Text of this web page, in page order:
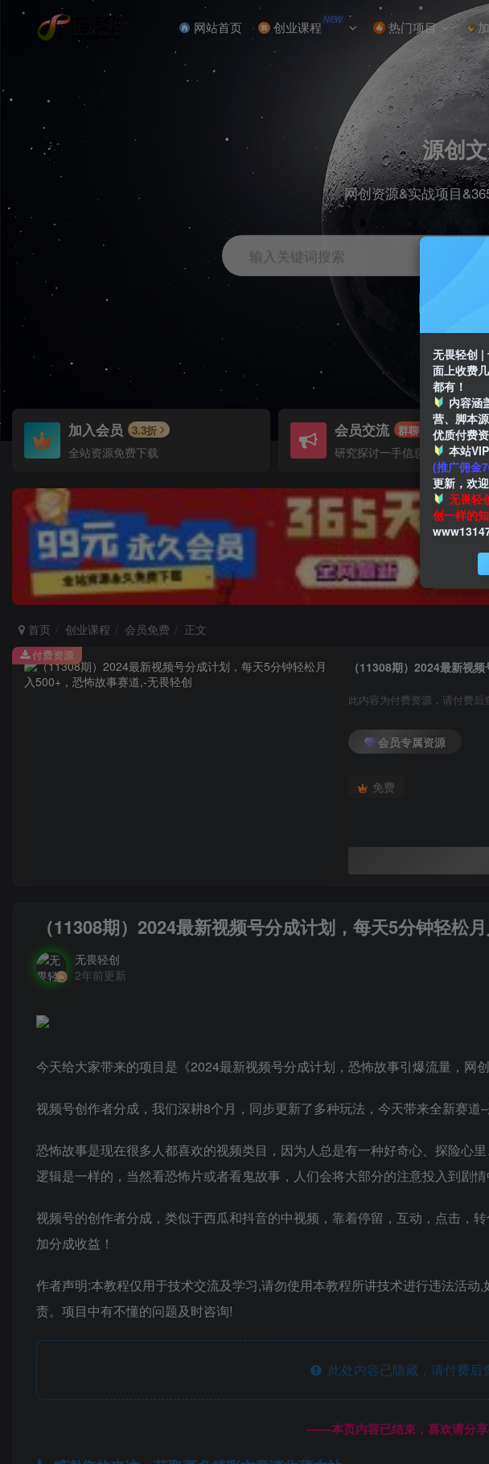
网站首页 创业课程 NEW 热门项目
源创
网创资源&实战项目
输入关键词搜索
加入会员 3.3折
全站资源免费下载
会员交流 群聊
研究探讨一手信息差
首页 创业课程 会员免费 正文
（11308期）2024最新视
此内容为付费资源，请付费后
会员专属资源
免费
付费资源
（11308期）2024最新视频号分成计划，每天5分钟轻松
无畏轻创
2年前更新
今天给大家带来的项目是《2024最新视频号分成计划，恐怖故事引爆流量，网
视频号创作者分成，我们深耕8个月，同步更新了多种玩法，今天带来全新赛道
恐怖故事是现在很多人都喜欢的视频类目，因为人总是有一种好奇心、探险心
逻辑是一样的，当然看恐怖片或者看鬼故事，人们会将大部分的注意投入到剧情
视频号的创作者分成，类似于西瓜和抖音的中视频，靠着停留，互动，点击，
加分成收益！
作者声明:本教程仅用于技术交流及学习,请勿使用本教程所讲技术进行违法活
责。项目中有不懂的问题及时咨询!
此处内容已隐藏，请付费后
------本页内容已结束，喜欢请分
无畏轻创 |
面上收费
都有！
内容涵
营、脚本
优质付费
本站VIP
(推广佣金
更新，欢
无畏轻
创一样的